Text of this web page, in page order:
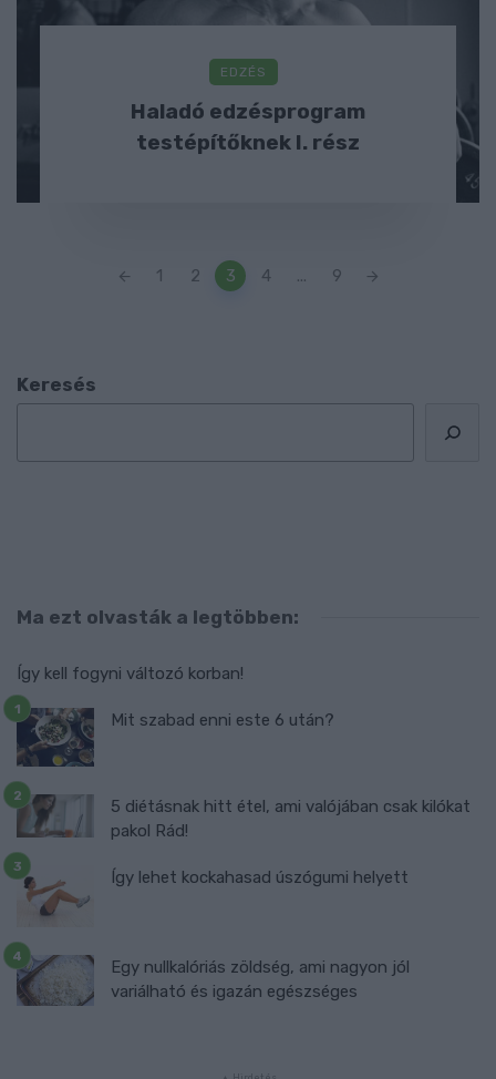
EDZÉS
Haladó edzésprogram
testépítőknek I. rész
1 2 3 4 ... 9
Keresés
Ma ezt olvasták a legtöbben:
Így kell fogyni változó korban!
Mit szabad enni este 6 után?
5 diétásnak hitt étel, ami valójában csak kilókat
pakol Rád!
Így lehet kockahasad úszógumi helyett
Egy nullkalóriás zöldség, ami nagyon jól
variálható és igazán egészséges